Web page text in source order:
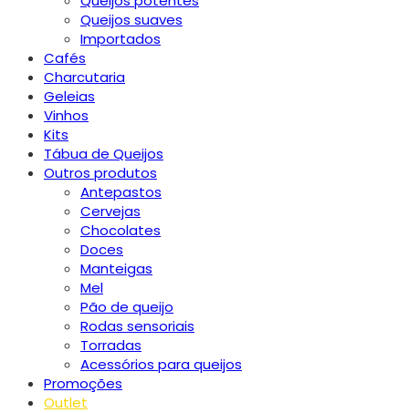
Queijos suaves
Importados
Cafés
Charcutaria
Geleias
Vinhos
Kits
Tábua de Queijos
Outros produtos
Antepastos
Cervejas
Chocolates
Doces
Manteigas
Mel
Pão de queijo
Rodas sensoriais
Torradas
Acessórios para queijos
Promoções
Outlet